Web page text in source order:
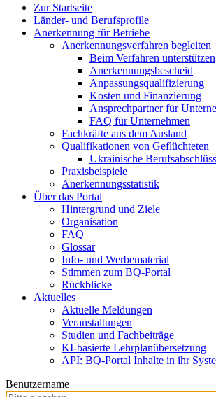
Zur Startseite
Länder- und Berufsprofile
Anerkennung für Betriebe
Anerkennungsverfahren begleiten
Beim Verfahren unterstützen
Anerkennungsbescheid
Anpassungsqualifizierung
Kosten und Finanzierung
Ansprechpartner für
FAQ für Unternehmen
Fachkräfte aus dem Ausland
Qualifikationen von Geflüchteten
Ukrainische
Praxisbeispiele
Anerkennungsstatistik
Über das Portal
Hintergrund und Ziele
Organisation
FAQ
Glossar
Info- und Werbematerial
Stimmen zum BQ-Portal
Rückblicke
Aktuelles
Aktuelle Meldungen
Veranstaltungen
Studien und Fachbeiträge
KI-basierte Lehrplanübersetzung
API: BQ-Portal Inhalte in ihr
Benutzername